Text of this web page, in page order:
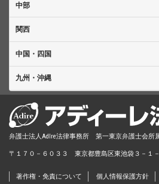
中部
関西
中国・四国
九州・沖縄
弁護士法人AdIre法律事務所 第一東京弁護士会所
〒１７０－６０３３ 東京都豊島区東池袋３－１
著作権・免責について 個人情報保護方針